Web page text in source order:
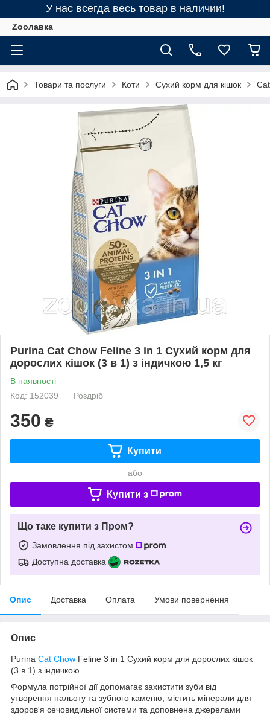
У нас всегда весь товар в наличии!
Zooлавка
Товари та послуги Коти Сухий корм для кішок
Purina Cat Chow Feline 3 in 1 Сухий корм для
дорослих кішок (3 в 1) з індичкою 1,5 кг
В наявності
Код: 152039
Роздріб
350 ₴
Купити
або
Купити з
Що таке купити з Пром?
Замовлення під захистом
Доступна доставка
Опис Доставка Оплата Умови повернення
Опис
Purina Cat Chow Feline 3 in 1 Сухий корм для дорослих кішок
(3 в 1) з індичкою
Формула потрійної дії допомагає захистити зуби від
утворення нальоту та зубного каменю, містить мінерали для
здоров'я сечовидільної системи та доповнена джерелами